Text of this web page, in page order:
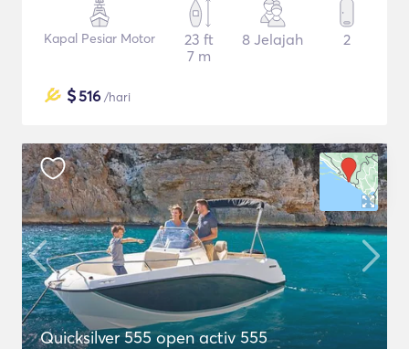
Kapal Pesiar Motor
23 ft
7 m
8 Jelajah 2
$516 /hari
Quicksilver 555 open activ 555